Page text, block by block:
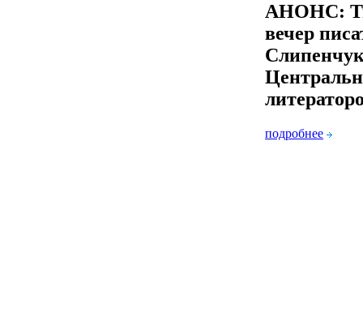
АНОНС:
вечер
подробнее